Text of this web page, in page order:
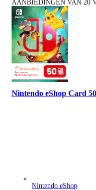
AANBIEDINGEN VAN 20
Nintendo eShop Card
Nintendo eShop